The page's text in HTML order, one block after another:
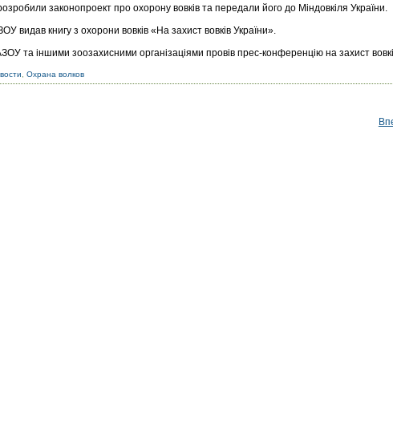
законопроект про охорону вовків та передали його до Міндовкіля України.
видав книгу з охорони вовків «На захист вовків України».
та іншими зоозахисними організаціями провів прес-конференцію на захист
,Охрана волков